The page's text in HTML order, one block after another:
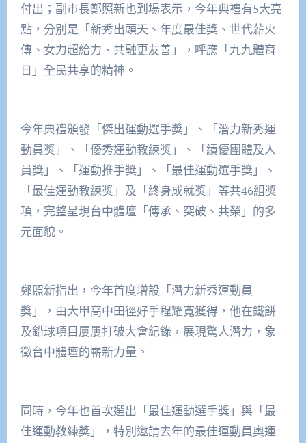
付出；副市長鄭照新也到場表示，今年典禮有5大亮
點，分別是「新秀出頭天、年度最佳獎、世代薪火
傳、女力超給力、共融更友善」，呼應「九九體育
日」全民共享的精神。
今年典禮頒發「傑出運動選手獎」、「潛力新秀運
動員獎」、「優秀運動教練獎」、「績優團體及人
員獎」、「運動推手獎」、「最佳運動選手獎」、
「最佳運動教練獎」及「終身成就獎」等共46組獎
項，完整呈現台中體壇「傳承、突破、共榮」的多
元面貌。
鄭照新指出，今年首度增設「潛力新秀運動員
獎」，由大甲高中田徑好手程耀寬獲得，他在鐵餅
及鉛球項目屢屢打破大會紀錄，展現驚人潛力，象
徵台中體壇的嶄新力量。
同時，今年也首次選出「最佳運動選手獎」與「最
佳運動教練獎」，特別邀請去年的最佳運動員奧運